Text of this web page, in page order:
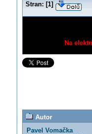
Stran: [1]
Na
Autor
Pavel Vomačka